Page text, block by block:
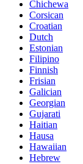
Chichewa
Corsican
Croatian
Dutch
Estonian
Filipino
Finnish
Frisian
Galician
Georgian
Gujarati
Haitian
Hausa
Hawaiian
Hebrew